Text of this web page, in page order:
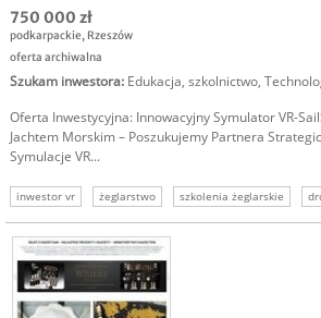
750 000 zł
podkarpackie, Rzeszów
oferta archiwalna
Szukam inwestora: Edukacja, szkolnictwo,
Oferta Inwestycyjna: Innowacyjny Symulator VR-
Jachtem Morskim – Poszukujemy Partnera
Symulacje VR...
inwestor vr żeglarstwo szkolenia żeglarskie
symulator żeglarski
szukam kapitału szukam